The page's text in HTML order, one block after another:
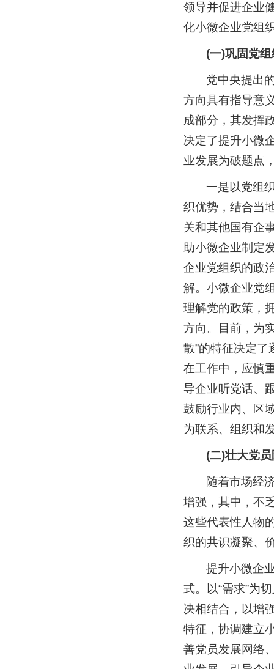
领导并促进企业
化小微企业党组
(一)巩固党
党中央提出
方向具有指导意
成部分，其发挥
决定了提升小微
业发展为破题点
一是以党组
织优势，结合当
关和其他国有企
助小微企业制定
企业党组织的政
解。小微企业党
理解党的政策，
方向。目前，为
散”的特征决定
在工作中，应慎
导企业听党话、
鼓励行业内、区
为联系、组织和
(二)壮大党
随着市场经
增强，其中，不
这些代表性人物
织的共识凝聚、
提升小微企
式。以“需求”为
决相结合，以增
特征，协调建立
善党员发展网络